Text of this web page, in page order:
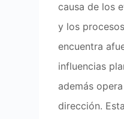
causa de los
y los
encuentra
influencias
además
dirección.